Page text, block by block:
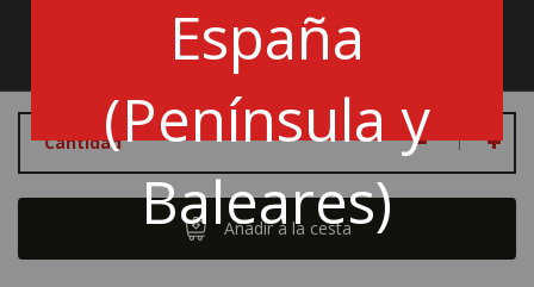
España
(Península y
Baleares)
Cantidad
Añadir a la cesta